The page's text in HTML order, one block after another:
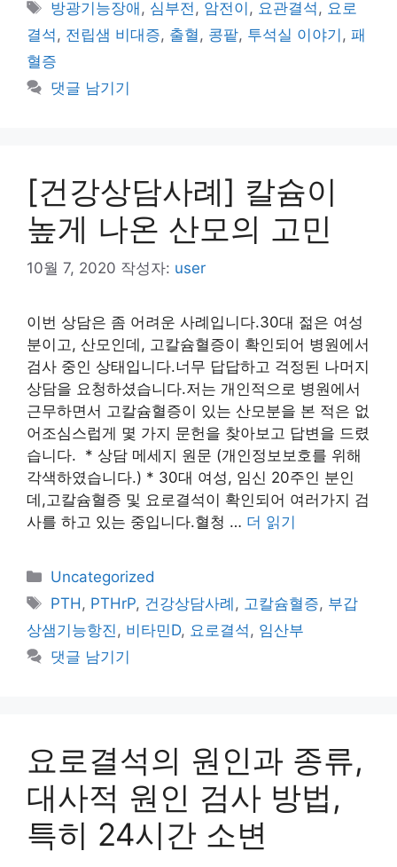
리
태
그
방광기능장애 , 심부전, 암전이 , 요관결석, 요로
결석, 전립샘 비대증, 출혈, 콩팥, 투석실 이야기 , 패
혈증
댓글 남기기
[건강상담사례] 칼슘이
높게 나온 산모의 고민
10월 7, 2020 작성자: user
이번 상담은 좀 어려운 사례입니다.30대 젊은 여성
분이고, 산모인데, 고칼슘혈증이 확인되어 병원에서
검사 중인 상태입니다.너무 답답하고 걱정된 나머지
상담을 요청하셨습니다.저는 개인적으로 병원에서
근무하면서 고칼슘혈증이 있는 산모분을 본 적은 없
어조심스럽게 몇 가지 문헌을 찾아보고 답변을 드렸
습니다. * 상담 메세지 원문 (개인정보보호를 위해
각색하였습니다.) * 30대 여성, 임신 20주인 분인
데,고칼슘혈증 및 요로결석이 확인되어 여러가지 검
사를 하고 있는 중입니다.혈청 … 더 읽기
카
테
리
Uncategorized
태
그
PTH , PTHrP, 건강상담사례 , 고칼슘혈증, 부갑
상샘기능항진 , 비타민D, 요로결석 , 임산부
댓글 남기기
요로결석의 원인과 종류,
대사적 원인 검사 방법,
특히 24시간 소변